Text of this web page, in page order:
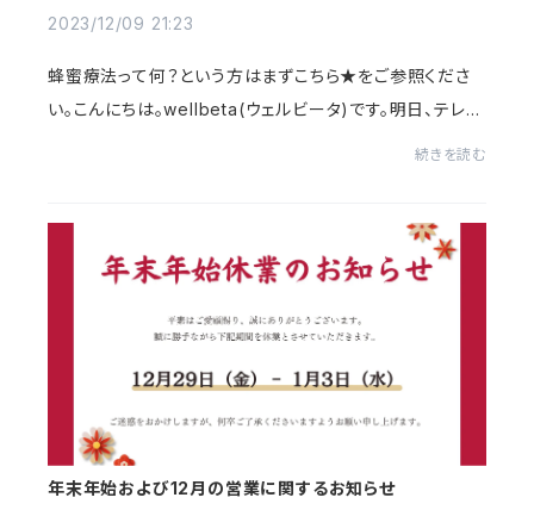
2023/12/09 21:23
蜂蜜療法って何？という方はまずこちら★をご参照くださ
い。こんにちは。wellbeta(ウェルビータ)です。明日、テレビ
続きを読む
年末年始および12月の営業に関するお知らせ